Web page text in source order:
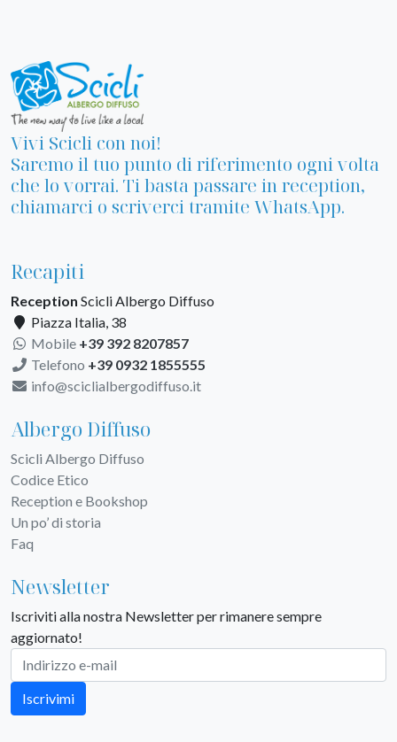
Vivi Scicli con noi!
Saremo il tuo punto di riferimento ogni volta
che lo vorrai. Ti basta passare in reception,
chiamarci o scriverci tramite WhatsApp.
Recapiti
Reception Scicli Albergo Diffuso
Piazza Italia, 38
Mobile +39 392 8207857
Telefono +39 0932 1855555
info@sciclialbergodiffuso.it
Albergo Diffuso
Scicli Albergo Diffuso
Codice Etico
Reception e Bookshop
Un po’ di storia
Faq
Newsletter
Iscriviti alla nostra Newsletter per rimanere sempre
aggiornato!
Iscrivimi